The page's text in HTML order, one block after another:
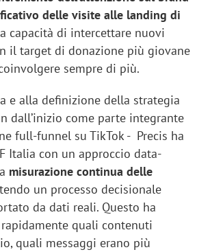
delle visite alle landing di
capacità di intercettare nuovi
il target di donazione più giovane
sempre di più.
e alla definizione della strategia
dall’inizio come parte integrante
full-funnel su TikTok - Precis ha
Italia con un approccio data-
misurazione continua delle
un processo decisionale
da dati reali. Questo ha
quali contenuti
quali messaggi erano più